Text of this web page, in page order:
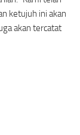
ketujuh ini akan
akan tercatat